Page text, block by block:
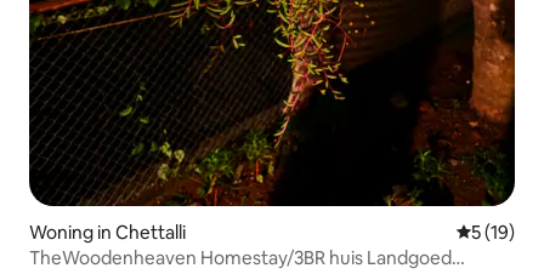
Woning in Chettalli
5 (19)
TheWoodenheaven Homestay/3BR huis Landgoed